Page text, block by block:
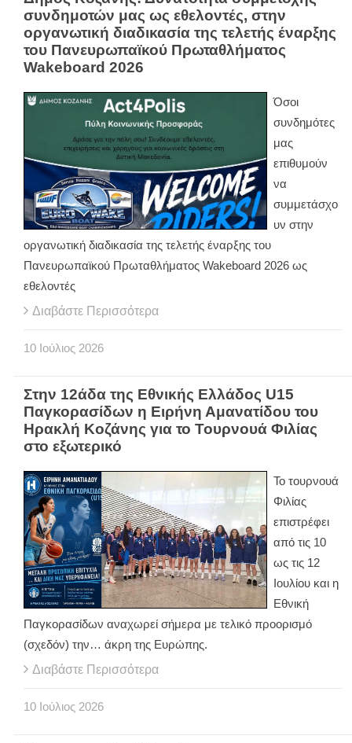
συνδημοτών μας ως εθελοντές, στην
οργανωτική διαδικασία της τελετής έναρξης
του Πανευρωπαϊκού Πρωταθλήματος
Wakeboard 2026
Όσοι
συνδημότες
μας
επιθυμούν
να
συμμετάσχο
υν στην
οργανωτική διαδικασία της τελετής έναρξης του
Πανευρωπαϊκού Πρωταθλήματος Wakeboard 2026 ως
εθελοντές
Διαβάστε Περισσότερα
10 Ιούλιος 2026
Στην 12άδα της Εθνικής Ελλάδος U15
Παγκορασίδων η Ειρήνη Αμανατίδου του
Ηρακλή Κοζάνης για το Τουρνουά Φιλίας
στο εξωτερικό
Το τουρνουά
Φιλίας
επιστρέφει
από τις 10
ως τις 12
Ιουλίου και η
Εθνική
Παγκορασίδων αναχωρεί σήμερα με τελικό προορισμό
(σχεδόν) την… άκρη της Ευρώπης.
Διαβάστε Περισσότερα
10 Ιούλιος 2026